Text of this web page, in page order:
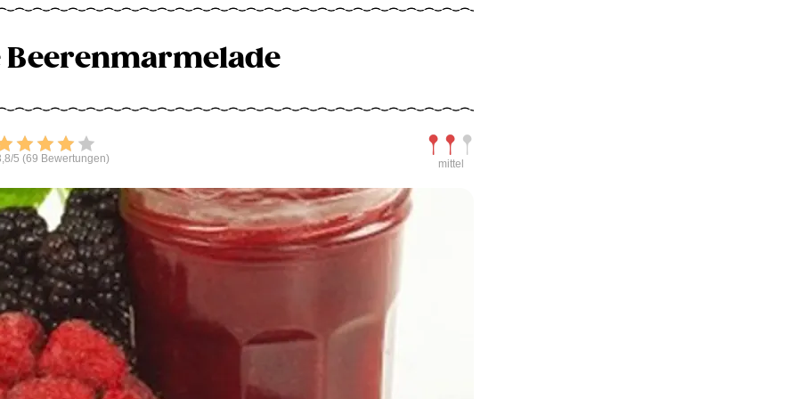
Bewerten
5 (69 Bewertungen)
Schwierigkeit
mittel